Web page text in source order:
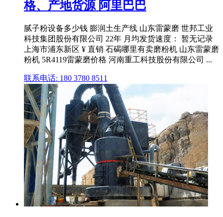
格、产地货源 阿里巴巴
腻子粉设备多少钱 膨润土生产线 山东雷蒙磨 世邦工业
科技集团股份有限公司 22年 月均发货速度： 暂无记录
上海市浦东新区 ¥ 直销 石碣哪里有卖磨粉机 山东雷蒙磨
粉机 5R4119雷蒙磨价格 河南重工科技股份有限公司 ...
联系电话: 180 3780 8511